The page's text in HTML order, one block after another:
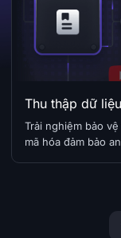
Thu thập dữ
Trải nghiệm bảo
mã hóa đảm bảo